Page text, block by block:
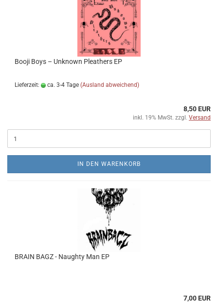
Booji Boys ‎– Unknown Pleathers EP
Lieferzeit: ca. 3-4 Tage (Ausland abweichend)
8,50 EUR
inkl. 19% MwSt. zzgl. Versand
IN DEN WARENKORB
BRAIN BAGZ - Naughty Man EP
7,00 EUR